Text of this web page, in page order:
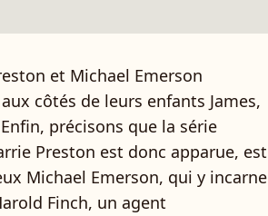
et Michael Emerson
côtés de leurs enfants James,
précisons que la série
Preston est donc apparue, est
Michael Emerson, qui y incarne
Finch, un agent